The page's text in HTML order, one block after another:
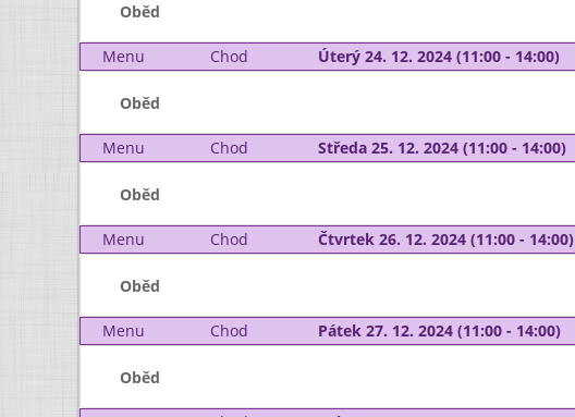
Oběd
Menu Chod Úterý 24. 12. 2024 (11:00 - 14:00)
Oběd
Menu Chod Středa 25. 12. 2024 (11:00 - 14:00)
Oběd
Menu Chod Čtvrtek 26. 12. 2024 (11:00 - 14:00)
Oběd
Menu Chod Pátek 27. 12. 2024 (11:00 - 14:00)
Oběd